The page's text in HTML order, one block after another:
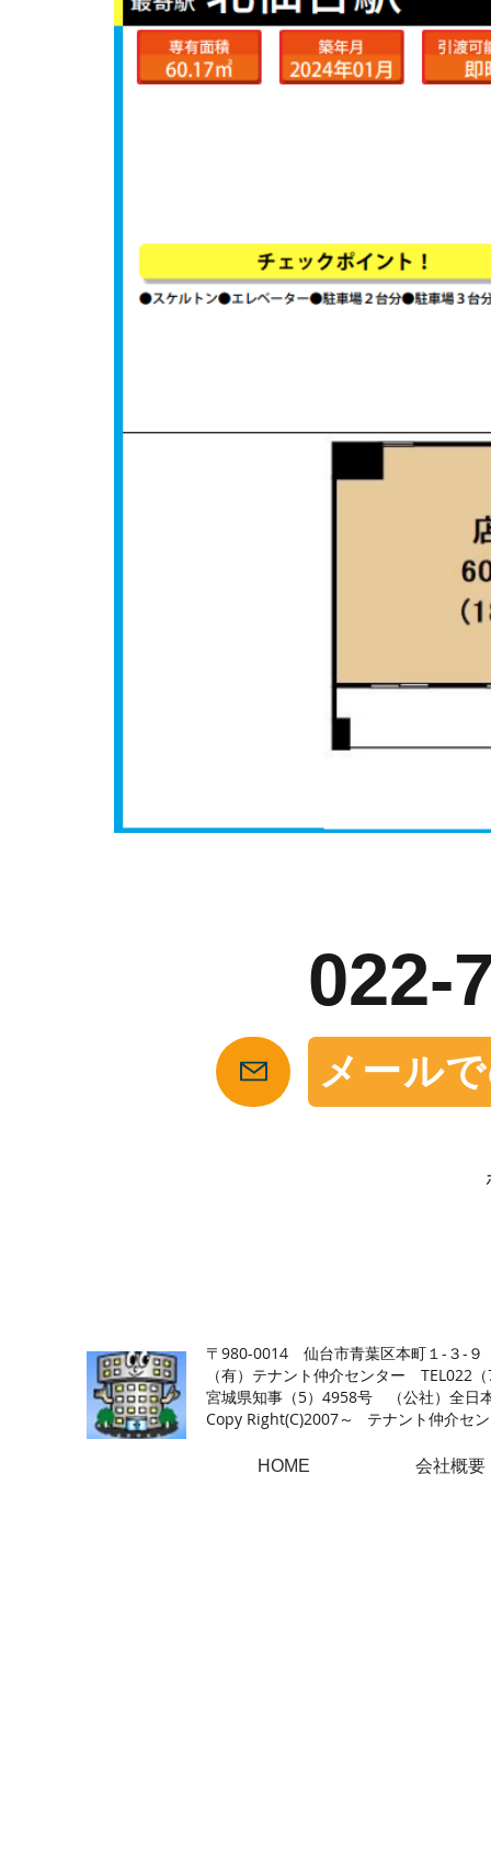
022-
メール
〒980-0014 仙台市青葉区本町１-３-９
（有）テナント仲介センター TEL022
宮城県知事（5）4958号 （公社）全日
Copy Right(C)2007～ テナント仲介セ
HOME 会社概要